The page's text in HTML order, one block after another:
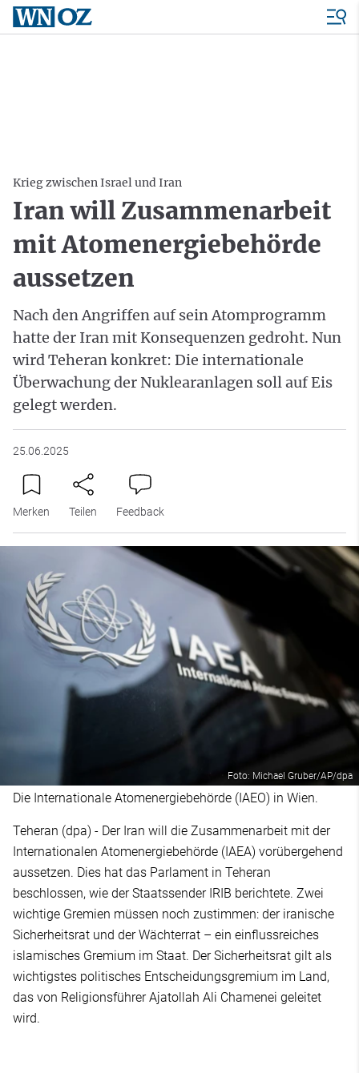
Krieg zwischen Israel und Iran
Iran will Zusammenarbeit
mit Atomenergiebehörde
aussetzen
Nach den Angriffen auf sein Atomprogramm
hatte der Iran mit Konsequenzen gedroht. Nun
wird Teheran konkret: Die internationale
Überwachung der Nuklearanlagen soll auf Eis
gelegt werden.
25.06.2025
Merken Teilen Feedback
Foto: Michael Gruber/AP/dpa
Die Internationale Atomenergiebehörde (IAEO) in Wien.
Teheran (dpa) - Der Iran will die Zusammenarbeit mit der
Internationalen Atomenergiebehörde (IAEA) vorübergehend
aussetzen. Dies hat das Parlament in Teheran
beschlossen, wie der Staatssender IRIB berichtete. Zwei
wichtige Gremien müssen noch zustimmen: der iranische
Sicherheitsrat und der Wächterrat – ein einflussreiches
islamisches Gremium im Staat. Der Sicherheitsrat gilt als
wichtigstes politisches Entscheidungsgremium im Land,
das von Religionsführer Ajatollah Ali Chamenei geleitet
wird.